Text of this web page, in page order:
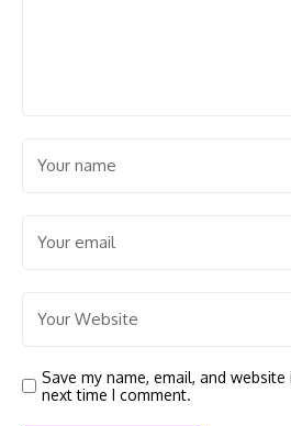
Save my name, email, and
next time I comment.